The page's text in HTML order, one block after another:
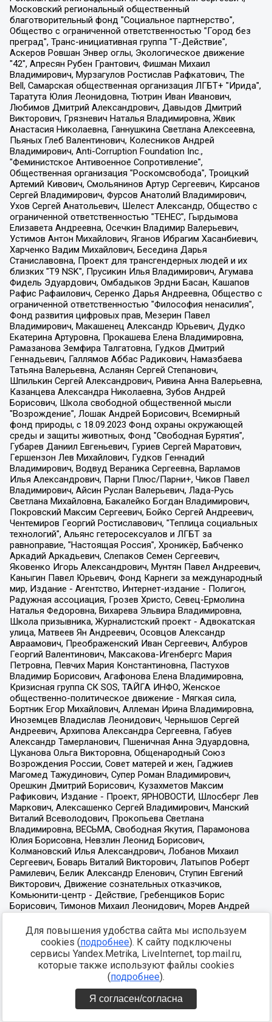
Для повышения удобства сайта мы используем
cookies (подробнее). К сайту подключены
сервисы Yandex.Metrika, LiveInternet, top.mail.ru,
которые также используют файлы cookies
(подробнее).
Я согласен/согласна